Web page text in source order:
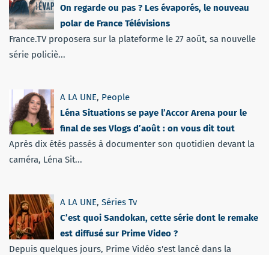
On regarde ou pas ? Les évaporés, le nouveau
polar de France Télévisions
France.TV proposera sur la plateforme le 27 août, sa nouvelle
série policiè...
A LA UNE, People
Léna Situations se paye l’Accor Arena pour le
final de ses Vlogs d’août : on vous dit tout
Après dix étés passés à documenter son quotidien devant la
caméra, Léna Sit...
A LA UNE, Séries Tv
C’est quoi Sandokan, cette série dont le remake
est diffusé sur Prime Video ?
Depuis quelques jours, Prime Vidéo s'est lancé dans la